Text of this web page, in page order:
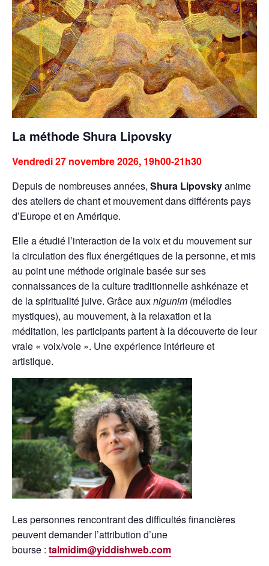
La méthode Shura Lipovsky
Vendredi 27 novembre 2026, 19h00-21h30
Depuis de nombreuses années, Shura Lipovskyanime
des ateliers de chant et mouvement dans différents pays
d’Europe et en Amérique.
Elle a étudié l’interaction de la voix et du mouvement sur
la circulation des flux énergétiques de la personne, et mis
au point une méthode originale basée sur ses
connaissances de la culture traditionnelle ashkénaze et
de la spiritualité juive. Grâce auxnigunim (mélodies
mystiques), au mouvement, à la relaxation et la
méditation, les participants partent à la découverte de leur
vraie « voix/voie ». Une expérience intérieure et
artistique.
Les personnes rencontrant des difficultés financières
peuvent demander l’attribution d’une
bourse : talmidim@yiddishweb.com